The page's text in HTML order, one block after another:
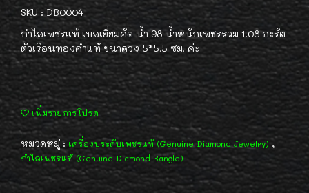
SKU : DB0004
กำไลเพชรแท้ เบลเยี่ยมคัต น้ำ 98 น้ำหนักเพชรรวม 1.08 กะรัต
ตัวเรือนทองคำแท้ ขนาดวง 5*5.5 ซม. ค่ะ
เพิ่มรายการโปรด
หมวดหมู่ : เครื่องประดับเพชรแท้ (Genuine Diamond Jewelry) ,
กำไลเพชรแท้ (Genuine Diamond Bangle)